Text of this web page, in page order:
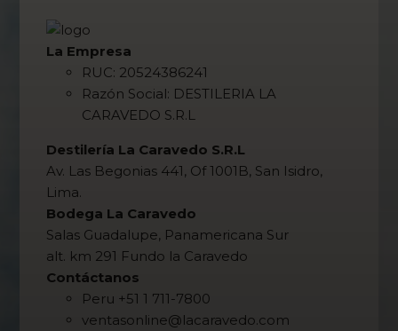
La Empresa
RUC: 20524386241
Razón Social: DESTILERIA LA
CARAVEDO S.R.L
Destilería La Caravedo S.R.L
Av. Las Begonias 441, Of 1001B, San Isidro,
Lima.
Bodega La Caravedo
Salas Guadalupe, Panamericana Sur
alt. km 291 Fundo la Caravedo
Contáctanos
Peru +51 1 711-7800
ventasonline@lacaravedo.com